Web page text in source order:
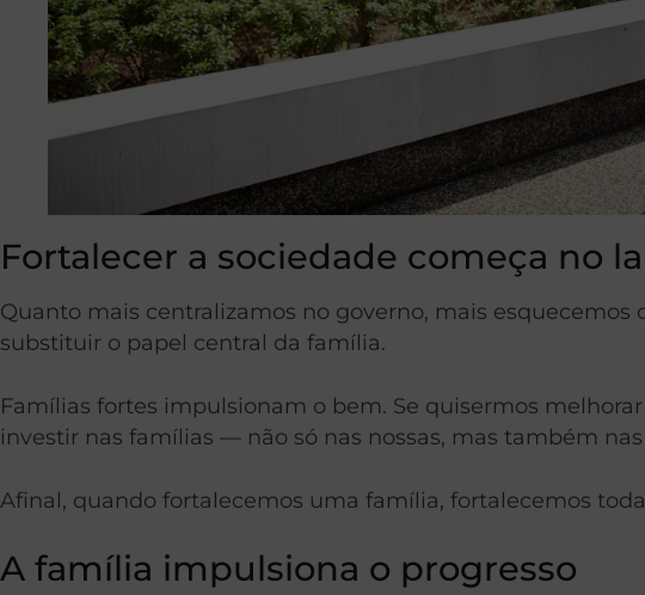
Fortalecer a sociedade começa no
Quanto mais centralizamos no governo, mais
substituir o papel central da família.
Famílias fortes impulsionam o bem. Se quisermos
investir nas famílias — não só nas nossas, mas também
Afinal, quando fortalecemos uma família, fortalecemos
A família impulsiona o progresso